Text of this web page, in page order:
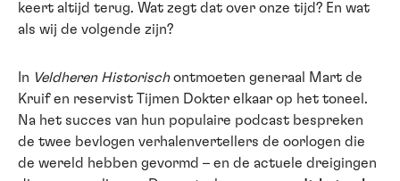
keert altijd terug. Wat zegt dat over onze tijd? En wat
als wij de volgende zijn?
In Veldheren Historischontmoeten generaal Mart de
Kruif en reservist Tijmen Dokter elkaar op het toneel.
Na het succes van hun populaire podcast bespreken
de twee bevlogen verhalenvertellers de oorlogen die
de wereld hebben gevormd – en de actuele dreigingen